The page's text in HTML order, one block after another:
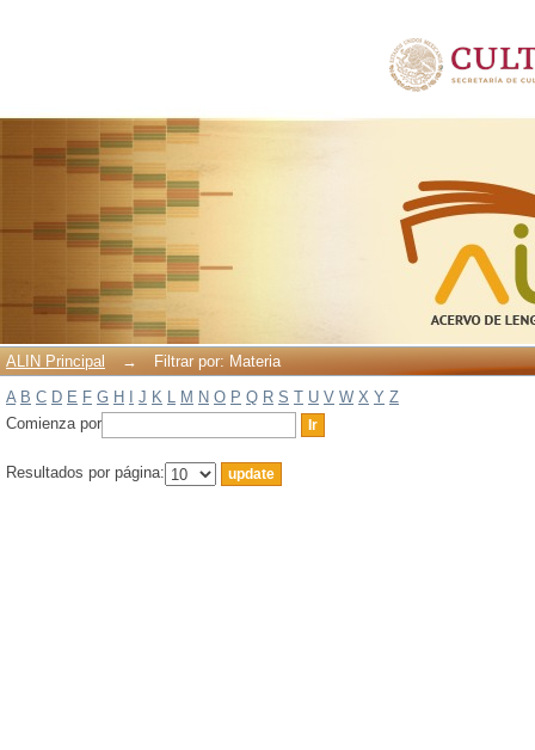
ALIN Principal →
Filtrar por: Materia
A B C D E F G H J K L M N O P Q R S T U V W X Y Z
Comienza por
Resultados por página: